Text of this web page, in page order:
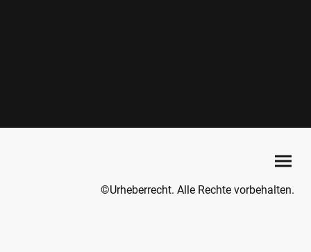
©Urheberrecht. Alle Rechte vorbehalten.